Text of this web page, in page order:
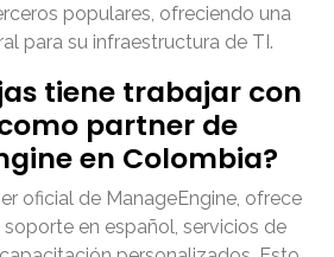
populares, ofreciendo una
para su infraestructura de TI.
tiene trabajar con
partner de
en Colombia?
oficial de ManageEngine, ofrece
en español, servicios de